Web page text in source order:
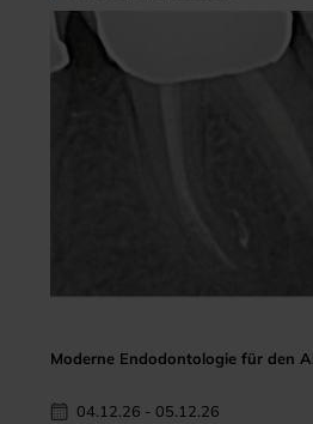
Moderne Endodontologie für den
04.12.26 - 05.12.26